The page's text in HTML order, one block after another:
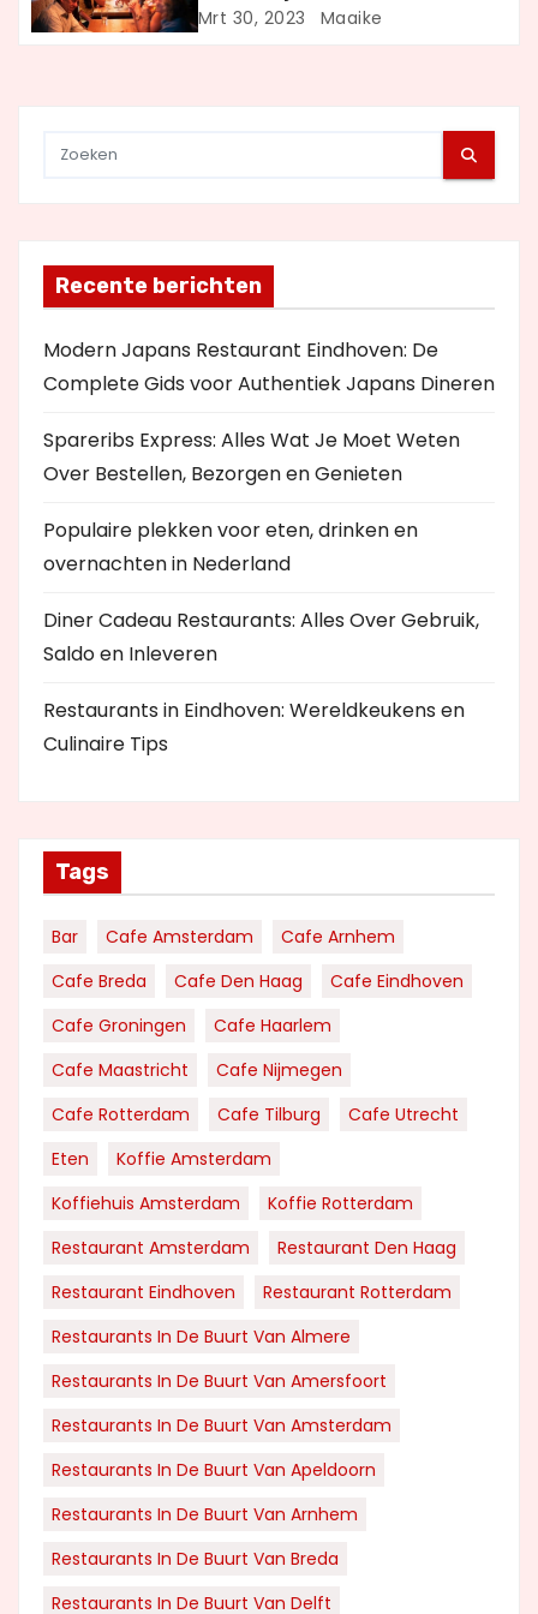
Mrt 30, 2023 Maaike
Recente berichten
Modern Japans Restaurant Eindhoven: De
Complete Gids voor Authentiek Japans Dineren
Spareribs Express: Alles Wat Je Moet Weten
Over Bestellen, Bezorgen en Genieten
Populaire plekken voor eten, drinken en
overnachten in Nederland
Diner Cadeau Restaurants: Alles Over Gebruik,
Saldo en Inleveren
Restaurants in Eindhoven: Wereldkeukens en
Culinaire Tips
Tags
Bar Cafe Amsterdam
Cafe Arnhem
Cafe Breda
Cafe Den Haag
Cafe Eindhoven
Cafe Groningen
Cafe Haarlem
Cafe Maastricht
Cafe Nijmegen
Cafe Rotterdam
Cafe Tilburg
Cafe Utrecht
Eten
Koffie Amsterdam
Koffiehuis Amsterdam
Koffie Rotterdam
Restaurant Amsterdam
Restaurant Den Haag
Restaurant Eindhoven
Restaurant Rotterdam
Restaurants In De Buurt Van Almere
Restaurants In De Buurt Van Amersfoort
Restaurants In De Buurt Van Amsterdam
Restaurants In De Buurt Van Apeldoorn
Restaurants In De Buurt Van Arnhem
Restaurants In De Buurt Van Breda
Restaurants In De Buurt Van Delft